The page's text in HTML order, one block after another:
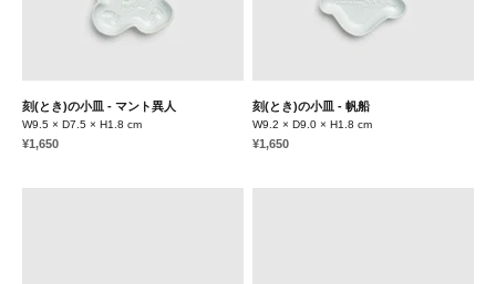
刻(とき)の小皿 - マント異人
W9.5 × D7.5 × H1.8 cm
セール価格
¥1,650
刻(とき)の小皿 - 帆船
W9.2 × D9.0 × H1.8 cm
セール価格
¥1,650